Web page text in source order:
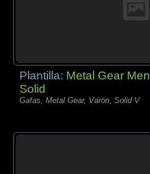
Plantilla: Metal Gear Men
Solid
Gafas, Metal Gear, Varón, Solid V